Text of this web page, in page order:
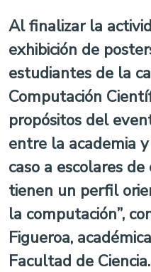
Al finalizar la
exhibición de
estudiantes de la
Computación
propósitos del
entre la academia
caso a escolares
tienen un perfil
la computación”,
Figueroa,
Facultad de Ciencia.